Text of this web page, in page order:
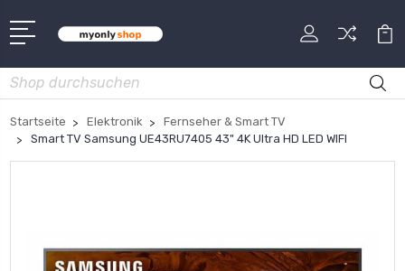
Suche
Startseite Elektronik
Fernseher & Smart TV
Smart TV Samsung UE43RU7405 43" 4K Ultra HD LED WIFI